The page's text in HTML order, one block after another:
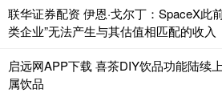
联华证券配资 伊恩·戈尔丁：SpaceX此
类企业”无法产生与其估值相匹配的收入
启远网APP下载 喜茶DIY饮品功能陆续
属饮品